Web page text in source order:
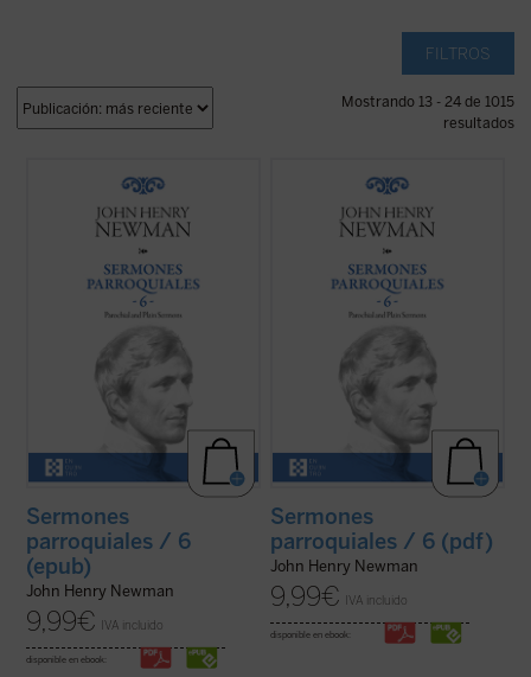
FILTROS
Mostrando 13 - 24 de 1015
resultados
Los sermones de esta sexta entrega de los
Sermones Parroquialesfueron predicados
a lo largo de seis años, entre 1836 y el
decisivo 1841. La impresión es que
Newman seleccionó con mucho equilibrio
los veinticinco sermones de este volumen.
Sermones
parroquiales / 6
(epub)
John Henry Newman
9,99€ IVA incluido
disponible en ebook:
Los sermones de esta sexta entrega de los
Sermones Parroquialesfueron predicados
a lo largo de seis años, entre 1836 y el
decisivo 1841. La impresión es que
Newman seleccionó con mucho equilibrio
los veinticinco sermones de este volumen.
Sermones
parroquiales / 6 (pdf)
John Henry Newman
9,99€ IVA incluido
disponible en ebook: